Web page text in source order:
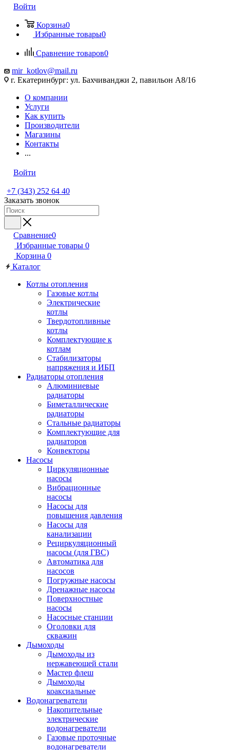
Войти
Корзина0
Избранные товары0
Сравнение товаров0
mir_kotlov@mail.ru
г. Екатеринбург: ул. Бахчиванджи 2, павильон А8/16
О компании
Услуги
Как купить
Производители
Магазины
Контакты
...
Войти
+7 (343) 252 64 40
Заказать звонок
Сравнение0
Избранные товары 0
Корзина 0
Каталог
Котлы отопления
Газовые котлы
Электрические
котлы
Твердотопливные
котлы
Комплектующие к
котлам
Стабилизаторы
напряжения и ИБП
Радиаторы отопления
Алюминиевые
радиаторы
Биметаллические
радиаторы
Стальные радиаторы
Комплектующие для
радиаторов
Конвекторы
Насосы
Циркуляционные
насосы
Вибрационные
насосы
Насосы для
повышения давления
Насосы для
канализации
Рециркуляционный
насосы (для ГВС)
Автоматика для
насосов
Погружные насосы
Дренажные насосы
Поверхностные
насосы
Насосные станции
Оголовки для
скважин
Дымоходы
Дымоходы из
нержавеющей стали
Мастер флеш
Дымоходы
коаксиальные
Водонагреватели
Накопительные
электрические
водонагреватели
Газовые проточные
водонагреватели